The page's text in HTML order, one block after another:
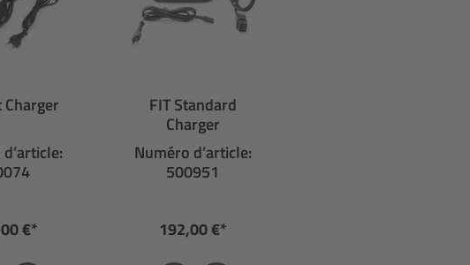
Charger
€*
FIT Standard
Charger
Numéro d’article:
500951
192,00 €*